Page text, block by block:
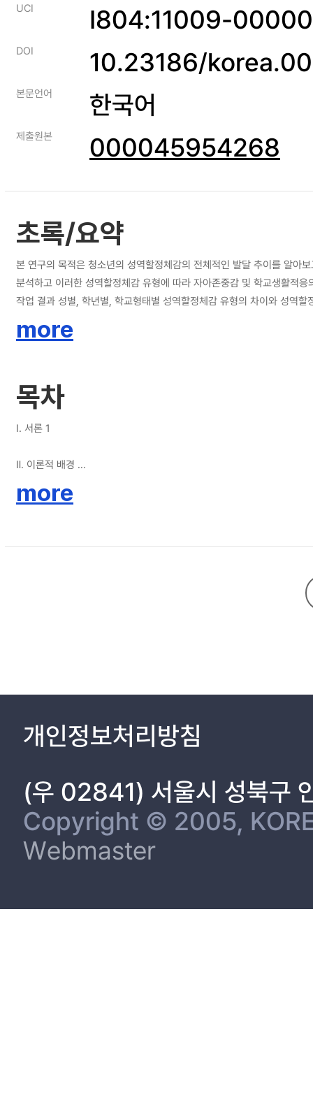
UCI I804:11009-
DOI 10.23186/
본문언어 한국어
제출원본 000045954268
초록/요약
본 연구의 목적은 청소년의 성역할정체감의 전체적인 발달 추이를 알아
분석하고 이러한 성역할정체감 유형에 따라 자아존중감 및 학교생활적
작업 결과 성별, 학년별, 학교형태별 성역할정체감 유형의 차이와 성역할정체감 유형에 따른 자아존중감과 학
척도를 사용하였고, 학교생활적응 척도는 임정순(1993)과 전호택의 검사지를 이규
견되었다. 또한 성역할정체감 유형에서의 자아존중감 수준은 양성성,
회적, 가정적, 학교)에서도 양성성 유형이 가장 적응을 잘했다. 다섯째, 성역할정체감 유형에 따른 학교생활적응 차이 분석 결과 유의한 차이가 있었으며, 성역할정체감 유형과 학교생활적응의 모든 하위영역들에서도 유의한 차이가 발견되
었다. 또한 성역할정체감 유형에서의 학교생활적응 수준은 자아존중감
에서 가장 높은 적응수준을 보였으며, 이는 성역할정체감이 형성된 학생들이 높은 적응 수준을 보일 것이라는 선
유형에 따라서 유의한 차이를 나타내는 선행연구 결과들과 일치한다.
more
목차
Ⅰ. 서론 1
Ⅱ. 이론적 배경
참고문헌 58
more
개인정보처리방침
(우 02841) 서울시 성북구
Copyright © 2005,
Webmaster